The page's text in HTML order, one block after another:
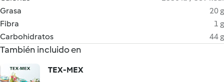
Grasa
20 g
Fibra
1 g
Carbohidratos
44 g
También incluido en
TEX-MEX